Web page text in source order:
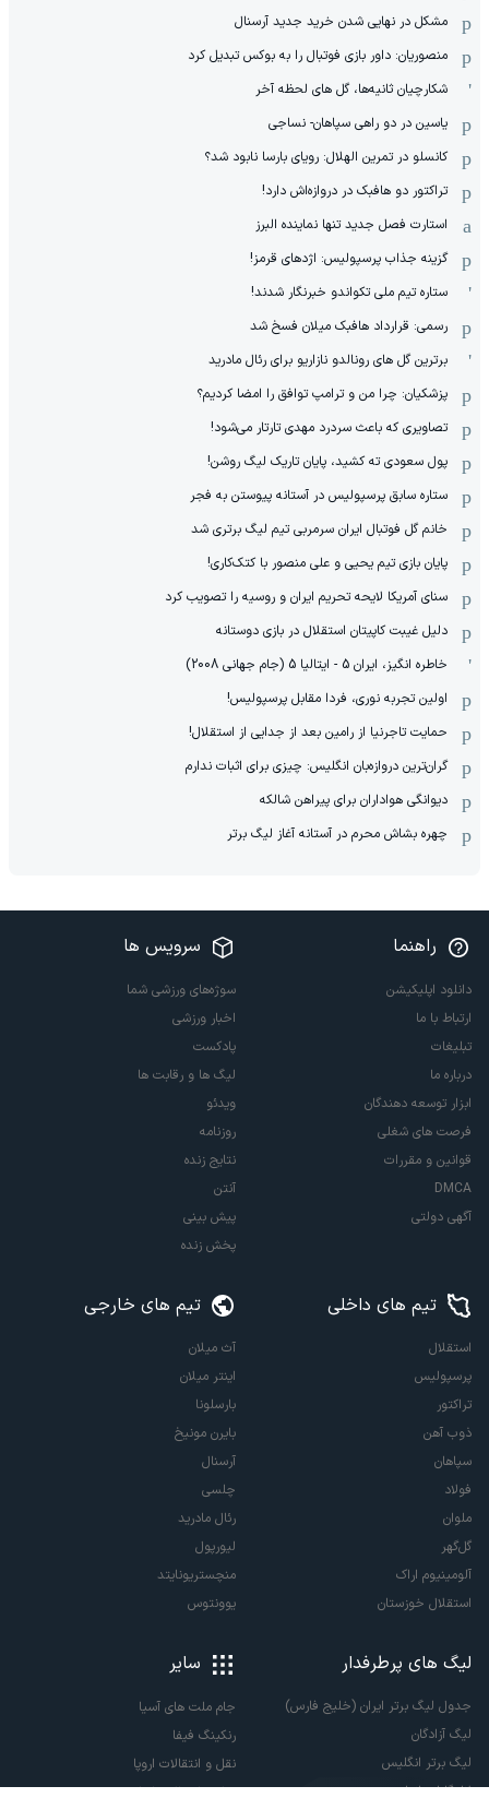
مشکل در نهایی شدن خرید جدید آرسنال
منصوریان: داور بازی فوتبال را به بوکس تبدیل کرد
شکارچیان ثانیه‌ها، گل های لحظه آخر
یاسین در دو راهی سپاهان- نساجی
کانسلو در تمرین الهلال: رویای بارسا نابود شد؟
تراکتور دو هافبک در دروازه‌اش دارد!
استارت فصل جدید تنها نماینده البرز
گزینه جذاب پرسپولیس: اژدهای قرمز!
ستاره تیم ملی تکواندو خبرنگار شدند!
رسمی: قرارداد هافبک میلان فسخ شد
برترین گل های رونالدو نازاریو برای رئال مادرید
پزشکیان: چرا من و ترامپ توافق را امضا کردیم؟
تصاویری که باعث سردرد مهدی تارتار می‌شود!
پول سعودی ته کشید، پایان تاریک لیگ روشن!
ستاره سابق پرسپولیس در آستانه پیوستن به فجر
خانم گل فوتبال ایران سرمربی تیم لیگ برتری شد
پایان بازی تیم یحیی و علی منصور با کتک‌کاری!
سنای آمریکا لایحه تحریم ایران و روسیه را تصویب کرد
دلیل غیبت کاپیتان استقلال در بازی دوستانه
خاطره انگیز، ایران 5 - ایتالیا 5 (جام جهانی 2008)
اولین تجربه نوری، فردا مقابل پرسپولیس!
حمایت تاجرنیا از رامین بعد از جدایی از استقلال!
گران‌ترین دروازه‌بان انگلیس: چیزی برای اثبات ندارم
دیوانگی هواداران برای پیراهن شالکه
چهره بشاش محرم در آستانه آغاز لیگ برتر
راهنما
دانلود اپلیکیشن
ارتباط با ما
تبلیغات
درباره ما
ابزار توسعه دهندگان
فرصت های شغلی
قوانین و مقررات
DMCA
آگهی دولتی
سرویس ها
سوژه‌های ورزشی شما
اخبار ورزشی
پادکست
لیگ ها و رقابت ها
ویدئو
روزنامه
نتایج زنده
آنتن
پیش بینی
پخش زنده
تیم های داخلی
استقلال
پرسپولیس
تراکتور
ذوب آهن
سپاهان
فولاد
ملوان
گل‌گهر
آلومینیوم اراک
استقلال خوزستان
تیم های خارجی
آث میلان
اینتر میلان
بارسلونا
بایرن مونیخ
آرسنال
چلسی
رئال مادرید
لیورپول
منچستریونایتد
یوونتوس
لیگ های پرطرفدار
جدول لیگ برتر ایران (خلیج فارس)
لیگ آزادگان
لیگ برتر انگلیس
لالیگا اسپانیا
سایر
جام ملت های آسیا
رنکینگ فیفا
نقل و انتقالات اروپا
نقل و انتقالات ایران